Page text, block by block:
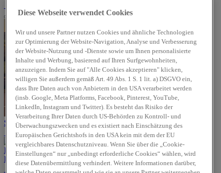
SANTA FE mit 2 Tonnen Anhängelast
Hyundai INSTER
Diese Webseite verwendet Cookies
Wir und unsere Partner nutzen Cookies und ähnliche Technologien
zur Optimierung der Website-Navigation, Analyse und Verbesserung
der Website-Nutzung und -Dienste sowie um Ihnen personalisierte
Inhalte und Werbung, basierend auf Ihren Surfgewohnheiten,
anzuzeigen. Indem Sie auf "Alle Cookies akzeptieren" klicken,
willigen Sie außerdem gemäß Art. 49 Abs. 1 S. 1 lit. a) DSGVO ein,
dass Ihre Daten auch von Anbietern in den USA verarbeitet werden
(insb. Google, Meta Platforms, Facebook, Pinterest, YouTube,
LinkedIn, Instagram und Twitter). Es besteht das Risiko der
Verarbeitung Ihrer Daten durch US-Behörden zu Kontroll- und
Überwachungszwecken und es existiert nach Einschätzung des
Europäischen Gerichtshofs in den USA kein mit dem der EU
vergleichbares Datenschutzniveau. Wenn Sie über die „Cookie-
Einstellungen“ nur „unbedingt erforderliche Cookies“ wählen, wird
diese Datenübermittlung verhindert. Weitere Informationen darüber,